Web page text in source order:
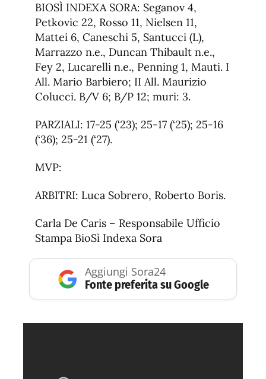
BIOSÌ INDEXA SORA: Seganov 4,
Petkovic 22, Rosso 11, Nielsen 11,
Mattei 6, Caneschi 5, Santucci (L),
Marrazzo n.e., Duncan Thibault n.e.,
Fey 2, Lucarelli n.e., Penning 1, Mauti. I
All. Mario Barbiero; II All. Maurizio
Colucci. B/V 6; B/P 12; muri: 3.
PARZIALI: 17-25 (‘23); 25-17 (‘25); 25-16
(‘36); 25-21 (‘27).
MVP:
ARBITRI: Luca Sobrero, Roberto Boris.
Carla De Caris – Responsabile Ufficio
Stampa BioSì Indexa Sora
Aggiungi Sora24
Fonte preferita su Google